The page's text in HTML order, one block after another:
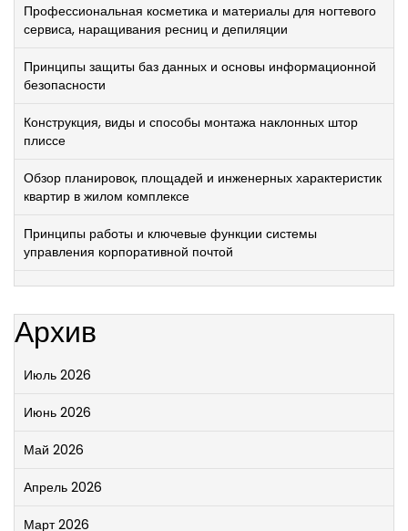
Профессиональная косметика и материалы для ногтевого
сервиса, наращивания ресниц и депиляции
Принципы защиты баз данных и основы информационной
безопасности
Конструкция, виды и способы монтажа наклонных штор
плиссе
Обзор планировок, площадей и инженерных характеристик
квартир в жилом комплексе
Принципы работы и ключевые функции системы
управления корпоративной почтой
Архив
Июль 2026
Июнь 2026
Май 2026
Апрель 2026
Март 2026